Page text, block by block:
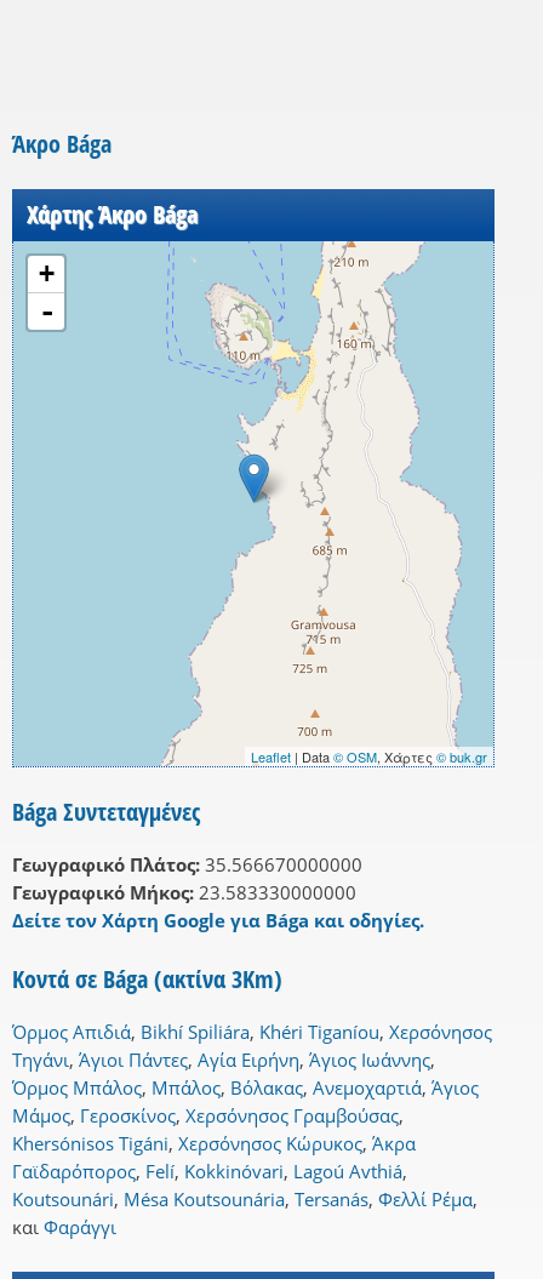
Άκρο Bága
Χάρτης Άκρο Bága
+
-
Leaflet | Data© OSM, Χάρτες © buk.gr
Bága Συντεταγμένες
Γεωγραφικό Πλάτος: 35.566670000000
Γεωγραφικό Μήκος: 23.583330000000
Δείτε τον Χάρτη Google για Bága και οδηγίες.
Κοντά σε Bága (ακτίνα 3Km)
Όρμος Απιδιά, Bikhí Spiliára, Khéri Tiganíou, Χερσόνησος
Τηγάνι, Άγιοι Πάντες, Αγία Ειρήνη, Άγιος Ιωάννης,
Όρμος Μπάλος, Μπάλος, Βόλακας, Ανεμοχαρτιά, Άγιος
Μάμος, Γεροσκίνος, Χερσόνησος Γραμβούσας,
Khersónisos Tigáni, Χερσόνησος Κώρυκος, Άκρα
Γαϊδαρόπορος, Felí, Kokkinóvari, Lagoú Avthiá,
Koutsounári, Mésa Koutsounária, Tersanás, Φελλί Ρέμα,
και Φαράγγι